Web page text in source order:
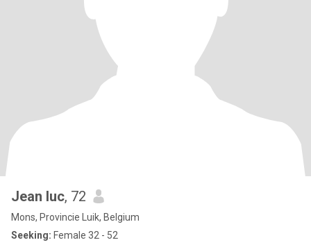
Jean luc, 72
Mons, Provincie Luik, Belgium
Seeking: Female 32 - 52